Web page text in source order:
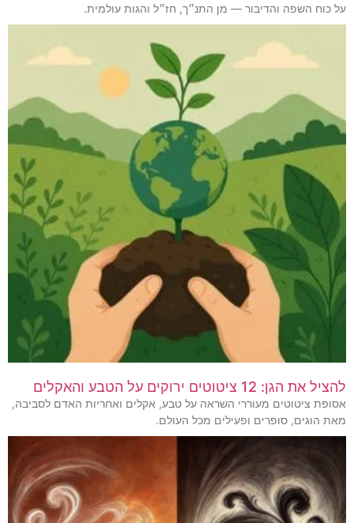
על כוח השפה והדיבור — מן התנ״ך, חז״ל והגות עולמית.
להציל את הגן: 12 ציטוטים ירוקים על הטבע והאקלים
אסופת ציטוטים מעוררי השראה על טבע, אקלים ואחריות האדם לסביבה,
מאת הוגים, סופרים ופעילים מכל העולם.